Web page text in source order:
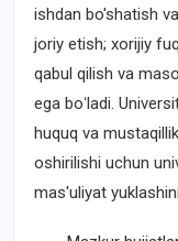
ishdan bo'shatish
joriy etish; xorijiy
qabul qilish va
ega boʻladi.
huquq va
oshirilishi uchun
mas'uliyat